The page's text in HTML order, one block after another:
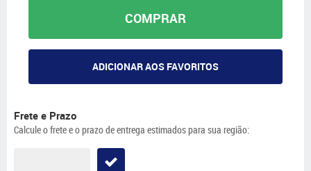
COMPRAR
ADICIONAR AOS FAVORITOS
Frete e Prazo
Calcule o frete e o prazo de entrega estimados para sua região: